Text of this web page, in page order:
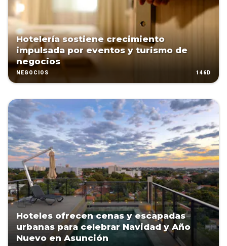
Hotelería sostiene crecimiento
impulsada por eventos y turismo de
negocios
NEGOCIOS 146D
Hoteles ofrecen cenas y escapadas
urbanas para celebrar Navidad y Año
Nuevo en Asunción